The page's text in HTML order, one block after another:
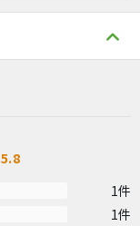
5.8
1件
1件